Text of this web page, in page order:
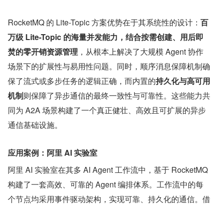
RocketMQ 的 Lite-Topic 方案优势在于其系统性的设计： 百
万级 Lite-Topic 的海量并发能力，结合按需创建、用后即
焚的零开销资源管理 ，从根本上解决了大规模 Agent 协作
场景下的扩展性与易用性问题。同时，顺序消息保障机制确
保了流式或多步任务的逻辑正确，而内置的持久化与高可用
机制则保障了异步通信的最终一致性与可靠性。这些能力共
同为 A2A 场景构建了一个真正健壮、高效且可扩展的异步
通信基础设施。
应用案例：阿里 AI 实验室
阿里 AI 实验室在其多 AI Agent 工作流中，基于 RocketMQ
构建了一套高效、可靠的 Agent 编排体系。工作流中的每
个节点均采用事件驱动架构，实现可靠、持久化的通信。借